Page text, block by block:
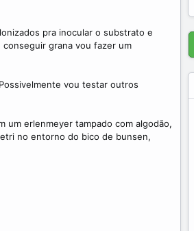
pra inocular o substrato e
grana vou fazer um
vou testar outros
um erlenmeyer tampado com algodão,
no entorno do bico de bunsen,